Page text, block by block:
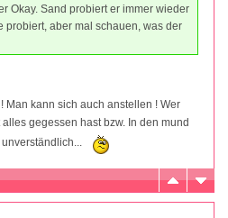
Okay. Sand probiert er immer wieder
probiert, aber mal schauen, was der
Man kann sich auch anstellen ! Wer
gegessen hast bzw. In den mund